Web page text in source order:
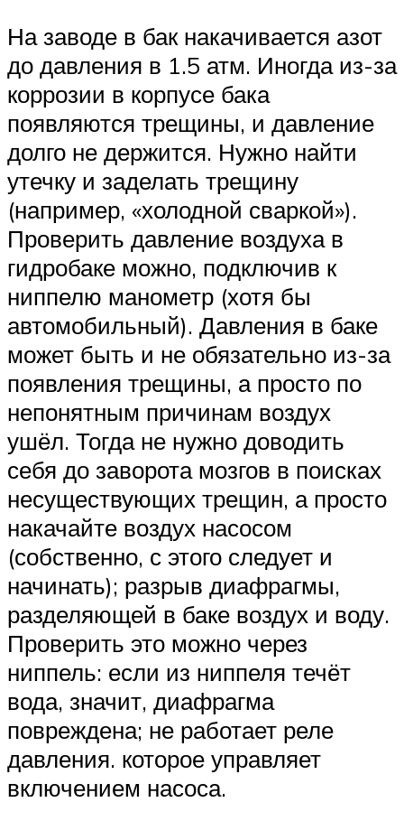
На заводе в бак накачивается азот
до давления в 1.5 атм. Иногда из-за
коррозии в корпусе бака
появляются трещины, и давление
долго не держится. Нужно найти
утечку и заделать трещину
(например, «холодной сваркой»).
Проверить давление воздуха в
гидробаке можно, подключив к
ниппелю манометр (хотя бы
автомобильный). Давления в баке
может быть и не обязательно из-за
появления трещины, а просто по
непонятным причинам воздух
ушёл. Тогда не нужно доводить
себя до заворота мозгов в поисках
несуществующих трещин, а просто
накачайте воздух насосом
(собственно, с этого следует и
начинать); разрыв диафрагмы,
разделяющей в баке воздух и воду.
Проверить это можно через
ниппель: если из ниппеля течёт
вода, значит, диафрагма
повреждена; не работает реле
давления. которое управляет
включением насоса.